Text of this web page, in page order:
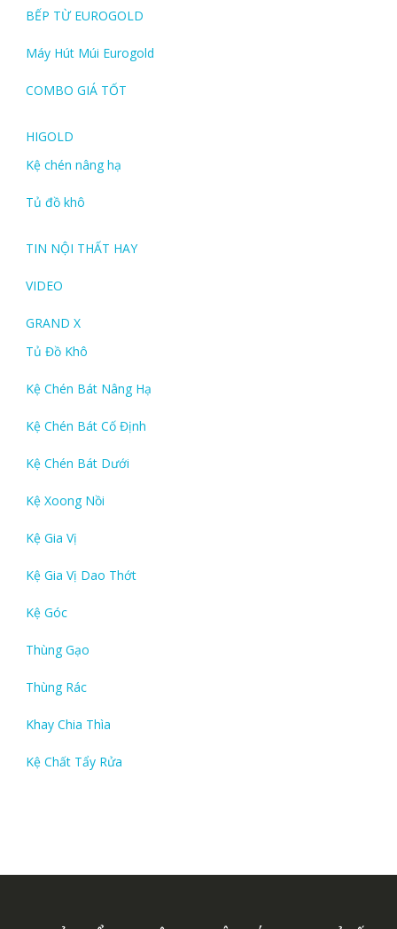
BẾP TỪ EUROGOLD
Máy Hút Múi Eurogold
COMBO GIÁ TỐT
HIGOLD
Kệ chén nâng hạ
Tủ đồ khô
TIN NỘI THẤT HAY
VIDEO
GRAND X
Tủ Đồ Khô
Kệ Chén Bát Nâng Hạ
Kệ Chén Bát Cố Định
Kệ Chén Bát Dưới
Kệ Xoong Nồi
Kệ Gia Vị
Kệ Gia Vị Dao Thớt
Kệ Góc
Thùng Gạo
Thùng Rác
Khay Chia Thìa
Kệ Chất Tẩy Rửa